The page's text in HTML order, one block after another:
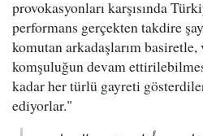
provokasyonları karşısında
performans gerçekten takdire
komutan arkadaşlarım
komşuluğun devam
kadar her türlü gayreti
ediyorlar."